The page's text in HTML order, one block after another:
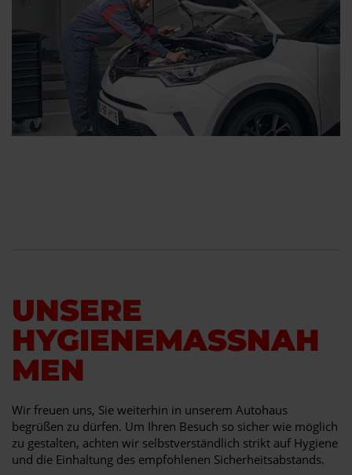
UNSERE
HYGIENEMASSNAHM
EN
Wir freuen uns, Sie weiterhin in unserem Autohaus
begrüßen zu dürfen. Um Ihren Besuch so sicher wie möglich
zu gestalten, achten wir selbstverständlich strikt auf Hygiene
und die Einhaltung des empfohlenen Sicherheitsabstands.